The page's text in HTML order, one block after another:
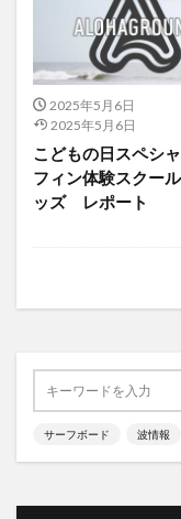
2025年5月6日
2025年5月6日
こどもの日スペシ
フィン体験スクー
ッズ レポート
サーフボード 波情報